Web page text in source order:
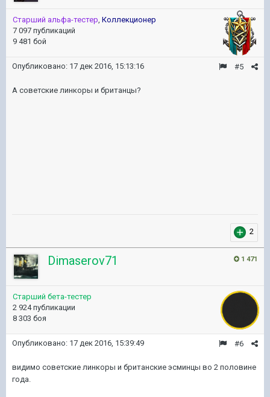
Старший альфа-тестер, Коллекционер
7 097 публикаций
9 481 бой
#5
Опубликовано: 17 дек 2016, 15:13:16
А советские линкоры и британцы?
2
1 471
Dimaserov71
Старший бета-тестер
2 924 публикации
8 303 боя
#6
Опубликовано: 17 дек 2016, 15:39:49
видимо советские линкоры и британские эсминцы во 2 половине
года.